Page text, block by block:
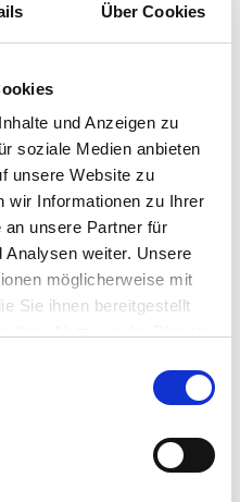
Über Cookies
und Anzeigen zu
soziale Medien anbieten
unsere Website zu
wir Informationen zu Ihrer
an unsere Partner für
Analysen weiter. Unsere
möglicherweise mit
Sie ihnen bereitgestellt
plus vite que la
restent longs
ne résout pas ce
d’un
modèle
la